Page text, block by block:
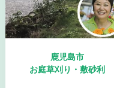
鹿児島市
お庭草刈り・敷砂利